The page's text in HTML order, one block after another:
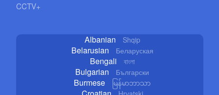
CCTV+
Albanian Shqip
Belarusian Беларуская
Bengali বাংলা
Bulgarian Български
Burmese မြန်မာဘာသာ